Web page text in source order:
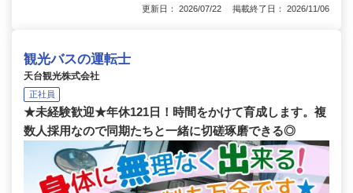
更新日： 2026/07/22 掲載終了日： 2026/11/06
観光バスの運転士
天台観光株式会社
正社員
★未経験歓迎★年休121日！時間をかけて育成します。複
数人採用なので同期たちと一緒に切磋琢磨できる◎